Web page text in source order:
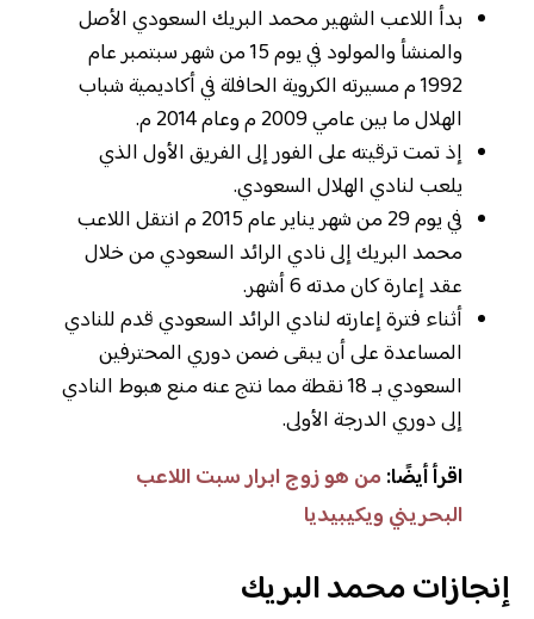
بدأ اللاعب الشهير محمد البريك السعودي الأصل
والمنشأ والمولود في يوم 15 من شهر سبتمبر عام
1992 م مسيرته الكروية الحافلة في أكاديمية شباب
الهلال ما بين عامي 2009 م وعام 2014 م.
إذ تمت ترقيته على الفور إلى الفريق الأول الذي
يلعب لنادي الهلال السعودي.
في يوم 29 من شهر يناير عام 2015 م انتقل اللاعب
محمد البريك إلى نادي الرائد السعودي من خلال
عقد إعارة كان مدته 6 أشهر.
أثناء فترة إعارته لنادي الرائد السعودي قدم للنادي
المساعدة على أن يبقى ضمن دوري المحترفين
السعودي بـ 18 نقطة مما نتج عنه منع هبوط النادي
إلى دوري الدرجة الأولى.
اقرأ أيضًا: من هو زوج ابرار سبت اللاعب
البحريني ويكيبيديا
إنجازات محمد البريك